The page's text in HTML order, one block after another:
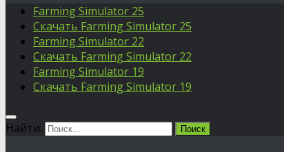
Farming Simulator 25
Скачать Farming Simulator 25
Farming Simulator 22
Скачать Farming Simulator 22
Farming Simulator 19
Скачать Farming Simulator 19
Найти: